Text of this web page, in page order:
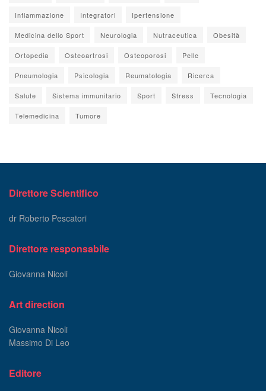
Infiammazione Integratori Ipertensione
Medicina dello Sport Neurologia Nutraceutica Obesità
Ortopedia Osteoartrosi Osteoporosi Pelle
Pneumologia Psicologia Reumatologia Ricerca
Salute Sistema immunitario Sport Stress Tecnologia
Telemedicina Tumore
Direttore Scientifico
dr Roberto Pescatori
Direttore responsabile
Giovanna Nicoli
Art direction
Giovanna Nicoli
Massimo Di Leo
Editore